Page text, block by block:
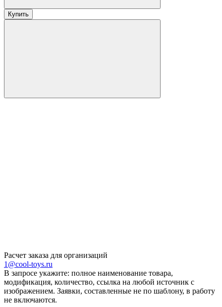
Купить
Расчет заказа для организаций
1@cool-toys.ru
В запросе укажите: полное наименование товара,
модификация, количество, ссылка на любой источник с
изображением. Заявки, составленные не по шаблону, в работу
не включаются.